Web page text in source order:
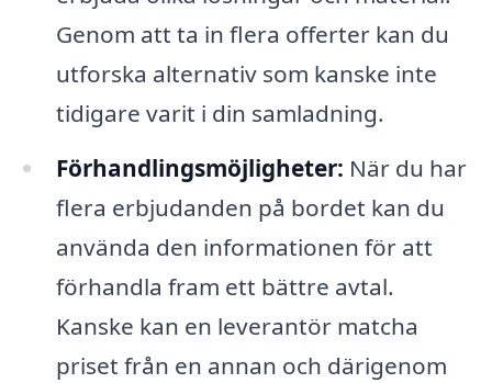
Genom att ta in flera offerter kan du
utforska alternativ som kanske inte
tidigare varit i din samladning.
Förhandlingsmöjligheter: När du har
flera erbjudanden på bordet kan du
använda den informationen för att
förhandla fram ett bättre avtal.
Kanske kan en leverantör matcha
priset från en annan och därigenom